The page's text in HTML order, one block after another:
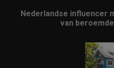
Nederlandse influencer
van